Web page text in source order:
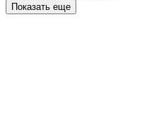
Показать еще